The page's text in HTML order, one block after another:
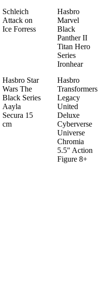
Schleich
Attack on
Ice Forress
Hasbro
Marvel
Black
Panther II
Titan Hero
Series
Ironhear
Hasbro Star
Wars The
Black Series
Aayla
Secura 15
cm
Hasbro
Transformers
Legacy
United
Deluxe
Cyberverse
Universe
Chromia
5.5" Action
Figure 8+